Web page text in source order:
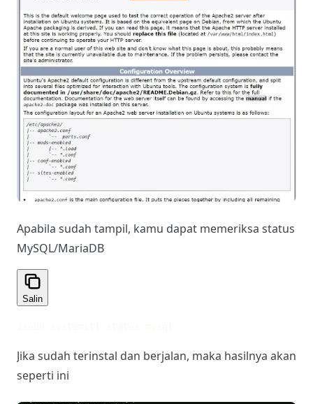
Apabila sudah tampil, kamu dapat memeriksa status
MySQL/MariaDB
Salin
Jika sudah terinstal dan berjalan, maka hasilnya akan
seperti ini